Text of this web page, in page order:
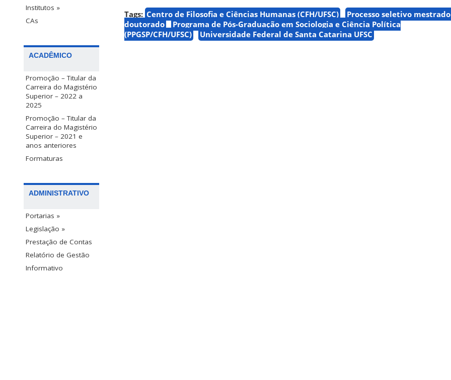
Institutos »
CAs
ACADÊMICO
Promoção – Titular da
Carreira do Magistério
Superior – 2022 a
2025
Promoção – Titular da
Carreira do Magistério
Superior – 2021 e
anos anteriores
Formaturas
ADMINISTRATIVO
Portarias »
Legislação »
Prestação de Contas
Relatório de Gestão
Informativo
Tags: Centro de Filosofia e Ciências Humanas (CFH/UFSC)
Processo seletivo
doutorado
Programa de Pós-Graduação em Sociologia e Ciência Política
(PPGSP/CFH/UFSC)
Universidade Federal de Santa Catarina UFSC